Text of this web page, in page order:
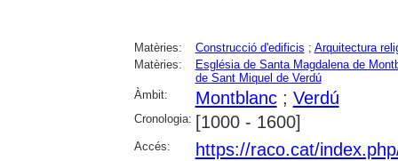
Matèries: Construcció d'edificis ; Arquitectura
Matèries:
Església de Santa Magdalena de
de Sant Miquel de Verdú
Àmbit:
Montblanc; Verdú
Cronologia: [1000 - 1600]
Accés: https://raco.cat/